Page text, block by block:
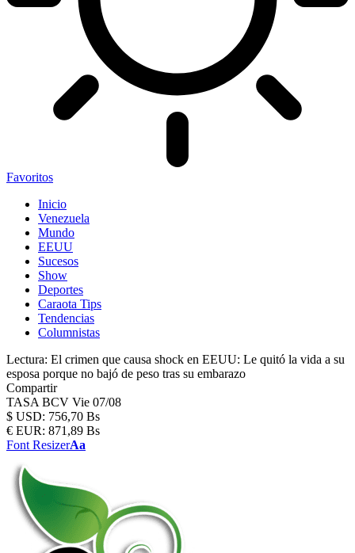
Favoritos
Inicio
Venezuela
Mundo
EEUU
Sucesos
Show
Deportes
Caraota Tips
Tendencias
Columnistas
Lectura: El crimen que causa shock en EEUU: Le quitó la vida a su
esposa porque no bajó de peso tras su embarazo
Compartir
TASA BCV Vie 07/08
$ USD: 756,70 Bs
€ EUR: 871,89 Bs
Font ResizerAa